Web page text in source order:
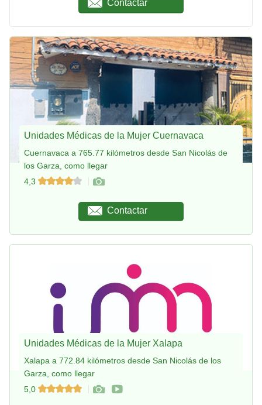
Contactar
Unidades Médicas de la Mujer Cuernavaca
Cuernavaca a 765.77 kilómetros desde San Nicolás de
los Garza, como llegar
4,3
Contactar
Unidades Médicas de la Mujer Xalapa
Xalapa a 772.84 kilómetros desde San Nicolás de los
Garza, como llegar
5,0